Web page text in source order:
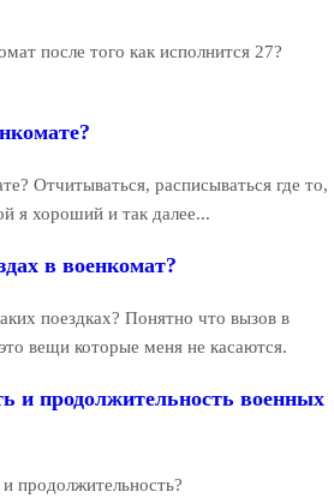
после того как исполнится 27?
Отчитываться, расписываться где то,
я хороший и так далее...
в военкомат?
поездках? Понятно что вызов в
вещи которые меня не касаются.
и продолжительность военных
продолжительность?